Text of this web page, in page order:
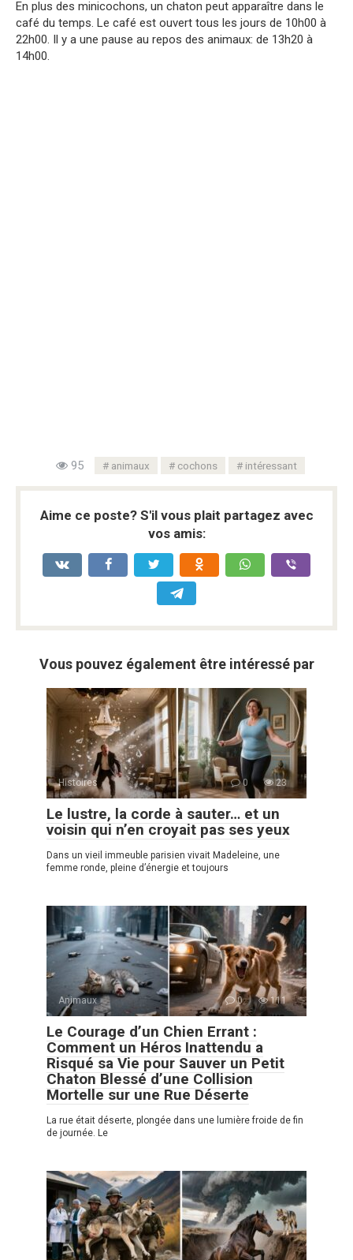
En plus des minicochons, un chaton peut apparaître dans le
café du temps. Le café est ouvert tous les jours de 10h00 à
22h00. Il y a une pause au repos des animaux: de 13h20 à
14h00.
95 animaux cochons intéressant
Aime ce poste? S'il vous plait partagez avec
vos amis:
Vous pouvez également être intéressé par
Histoires 0 23
Le lustre, la corde à sauter… et un
voisin qui n’en croyait pas ses yeux
Dans un vieil immeuble parisien vivait Madeleine, une
femme ronde, pleine d’énergie et toujours
Animaux 0 111
Le Courage d’un Chien Errant :
Comment un Héros Inattendu a
Risqué sa Vie pour Sauver un Petit
Chaton Blessé d’une Collision
Mortelle sur une Rue Déserte
La rue était déserte, plongée dans une lumière froide de fin
de journée. Le